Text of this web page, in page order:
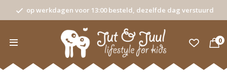
op werkdagen voor 13:00 besteld, dezelfde dag verstuurd
0